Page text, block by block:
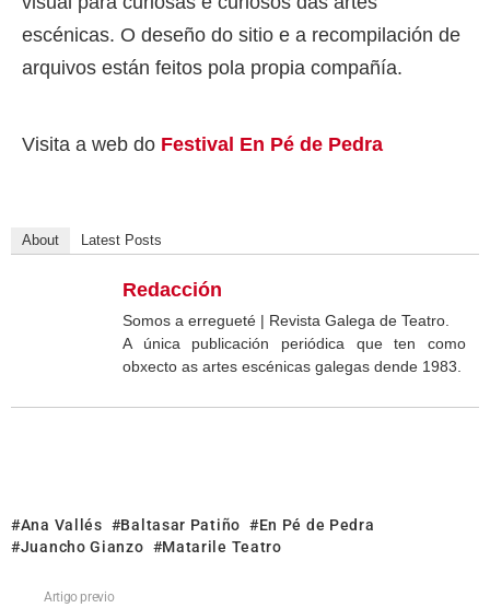
escénicas. O deseño do sitio e a recompilación de
arquivos están feitos pola propia compañía.
Visita a web do Festival En Pé de Pedra
About Latest Posts
Redacción
Somos a erregueté | Revista Galega de Teatro.
A única publicación periódica que ten como
obxecto as artes escénicas galegas dende 1983.
Ana Vallés Baltasar Patiño
En Pé de Pedra
Juancho Gianzo
Matarile Teatro
Artigo previo